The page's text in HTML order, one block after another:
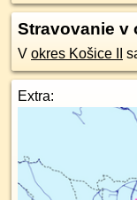
Stravovanie v
V okres Košice II
Extra: